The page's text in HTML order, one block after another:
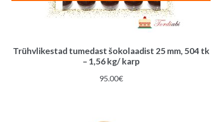
Trühvlikestad tumedast šokolaadist 25 mm, 504 tk
– 1,56 kg/ karp
95.00€